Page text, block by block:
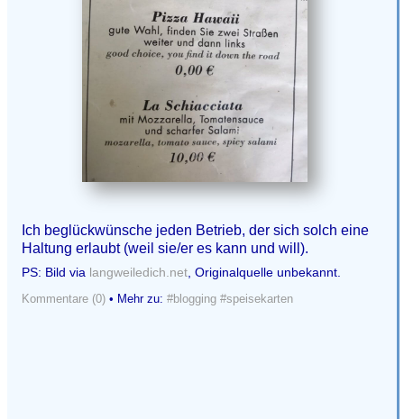
Ich beglückwünsche jeden Betrieb, der sich solch eine
Haltung erlaubt (weil sie/er es kann und will).
PS: Bild via langweiledich.net, Originalquelle unbekannt.
Kommentare (0) • Mehr zu: #blogging #speisekarten